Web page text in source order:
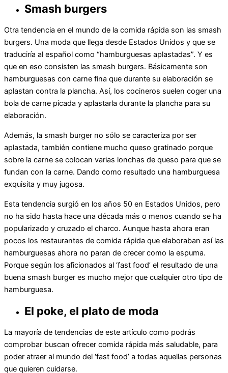
Smash burgers
Otra tendencia en el mundo de la comida rápida son las smash
burgers. Una moda que llega desde Estados Unidos y que se
traduciría al español como “hamburguesas aplastadas”. Y es
que en eso consisten las smash burgers. Básicamente son
hamburguesas con carne fina que durante su elaboración se
aplastan contra la plancha. Así, los cocineros suelen coger una
bola de carne picada y aplastarla durante la plancha para su
elaboración.
Además, la smash burger no sólo se caracteriza por ser
aplastada, también contiene mucho queso gratinado porque
sobre la carne se colocan varias lonchas de queso para que se
fundan con la carne. Dando como resultado una hamburguesa
exquisita y muy jugosa.
Esta tendencia surgió en los años 50 en Estados Unidos, pero
no ha sido hasta hace una década más o menos cuando se ha
popularizado y cruzado el charco. Aunque hasta ahora eran
pocos los restaurantes de comida rápida que elaboraban así las
hamburguesas ahora no paran de crecer como la espuma.
Porque según los aficionados al ‘fast food’ el resultado de una
buena smash burger es mucho mejor que cualquier otro tipo de
hamburguesa.
El poke, el plato de moda
La mayoría de tendencias de este artículo como podrás
comprobar buscan ofrecer comida rápida más saludable, para
poder atraer al mundo del ‘fast food’ a todas aquellas personas
que quieren cuidarse.